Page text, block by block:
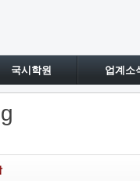
국시학원 업계소